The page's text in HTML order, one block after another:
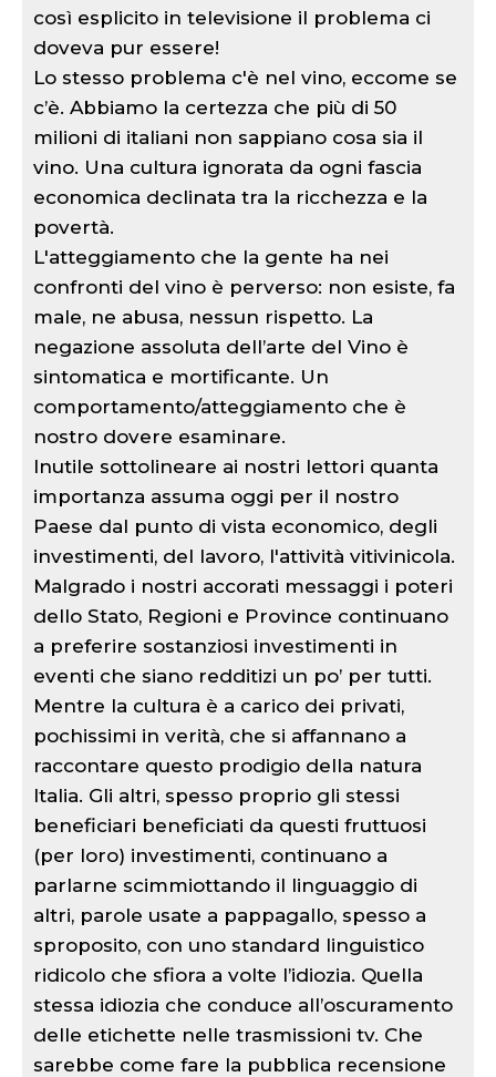
così esplicito in televisione il problema ci
doveva pur essere!
Lo stesso problema c'è nel vino, eccome se
c’è. Abbiamo la certezza che più di 50
milioni di italiani non sappiano cosa sia il
vino. Una cultura ignorata da ogni fascia
economica declinata tra la ricchezza e la
povertà.
L'atteggiamento che la gente ha nei
confronti del vino è perverso: non esiste, fa
male, ne abusa, nessun rispetto. La
negazione assoluta dell’arte del Vino è
sintomatica e mortificante. Un
comportamento/atteggiamento che è
nostro dovere esaminare.
Inutile sottolineare ai nostri lettori quanta
importanza assuma oggi per il nostro
Paese dal punto di vista economico, degli
investimenti, del lavoro, l'attività vitivinicola.
Malgrado i nostri accorati messaggi i poteri
dello Stato, Regioni e Province continuano
a preferire sostanziosi investimenti in
eventi che siano redditizi un po’ per tutti.
Mentre la cultura è a carico dei privati,
pochissimi in verità, che si affannano a
raccontare questo prodigio della natura
Italia. Gli altri, spesso proprio gli stessi
beneficiari beneficiati da questi fruttuosi
(per loro) investimenti, continuano a
parlarne scimmiottando il linguaggio di
altri, parole usate a pappagallo, spesso a
sproposito, con uno standard linguistico
ridicolo che sfiora a volte l’idiozia. Quella
stessa idiozia che conduce all’oscuramento
delle etichette nelle trasmissioni tv. Che
sarebbe come fare la pubblica recensione